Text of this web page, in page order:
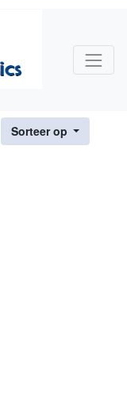
Sorteer op